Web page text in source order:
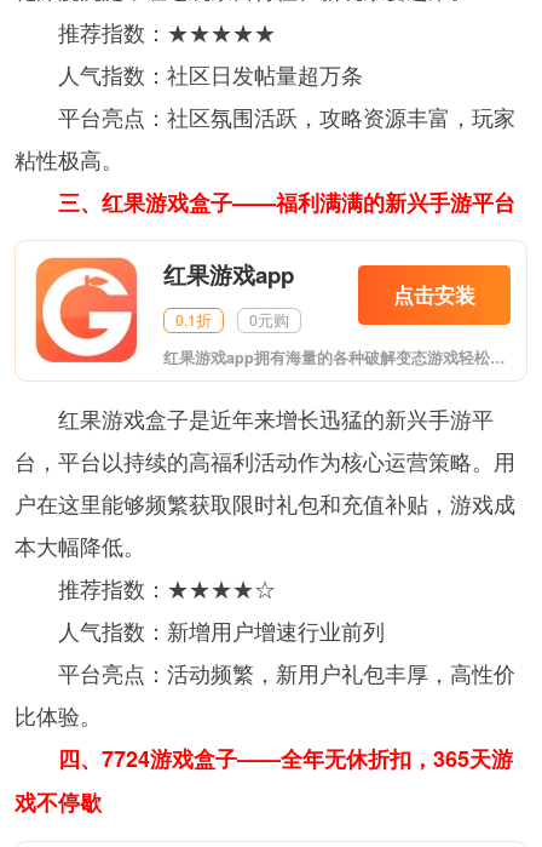
推荐指数：★★★★★
人气指数：社区日发帖量超万条
平台亮点：社区氛围活跃，攻略资源丰富，玩家
粘性极高。
三、红果游戏盒子——福利满满的新兴手游平台
红果游戏app
0.1折 0元购
点击安装
红果游戏app拥有海量的各种破解变态游戏轻松下载畅玩!游戏品类齐全变态网游、网游、GM、H5、折扣;游戏福利上线送满V，无限元宝!红果游戏app自助返利最高可达500%。
红果游戏盒子是近年来增长迅猛的新兴手游平
台，平台以持续的高福利活动作为核心运营策略。用
户在这里能够频繁获取限时礼包和充值补贴，游戏成
本大幅降低。
推荐指数：★★★★☆
人气指数：新增用户增速行业前列
平台亮点：活动频繁，新用户礼包丰厚，高性价
比体验。
四、7724游戏盒子——全年无休折扣，365天游
戏不停歇